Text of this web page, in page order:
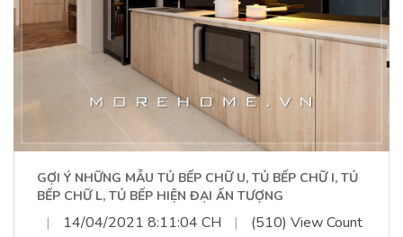
GỢI Ý NHỮNG MẪU TỦ BẾP CHỮ U, TỦ BẾP CHỮ I, TỦ
BẾP CHỮ L, TỦ BẾP HIỆN ĐẠI ẤN TƯỢNG
| 14/04/2021 8:11:04 CH |
(510) View Count